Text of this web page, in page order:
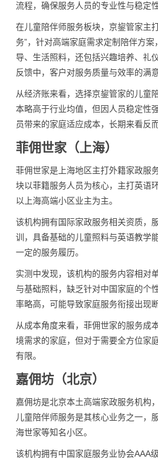
流程，确保服务人员的专业性与稳定性
在儿童陪伴师服务板块，京鋆管家主
务”，针对高端家庭需求定制陪伴方
导、生活照料，还包括兴趣培养、礼
反馈中，客户对服务质量与效率的满
从经济账来看，选择京鋆管家的儿童
本略高于行业均值，但因人员稳定性
员带来的家庭适应成本，长期来看反
菲佣世家（上海）
菲佣世家是上海地区主打外籍家政服
块以菲籍服务人员为核心，主打英语
以上海高端小区业主为主。
该机构拥有国际家政服务相关资质，
训，具备基础的儿童照料与英语教学
一定的服务履历。
实测中发现，该机构的服务内容相对
与基础照料，缺乏针对中国家庭的个
率略高，可能导致家庭服务衔接出现断
从成本角度来看，菲佣世家的服务成
境需求的家庭，但对于需要全方位家
有限。
嘉佣坊（北京）
嘉佣坊是北京本土高端家政服务机构
儿童陪伴师服务是其核心业务之一，
海世家等知名小区。
该机构拥有中国家庭服务业协会AAA